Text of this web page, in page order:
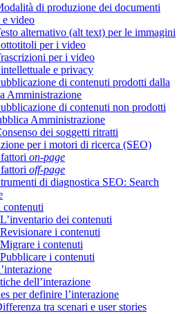
di produzione dei documenti
video
alternativo (alt text) per le immagini
per i video
per i video
e privacy
di contenuti prodotti dalla
Amministrazione
di contenuti non prodotti
Amministrazione
dei soggetti ritratti
per i motori di ricerca (SEO)
on-page
off-page
di diagnostica SEO: Search
contenuti
dei contenuti
i contenuti
i contenuti
i contenuti
dell’interazione
per definire l’interazione
tra scenari e user stories